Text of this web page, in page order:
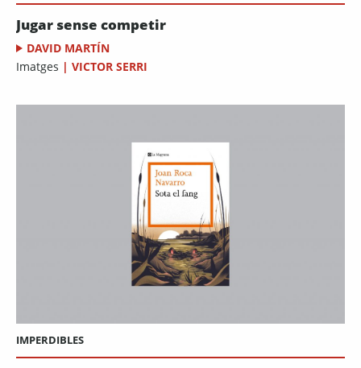
Jugar sense competir
DAVID MARTÍN
Imatges | VICTOR SERRI
IMPERDIBLES